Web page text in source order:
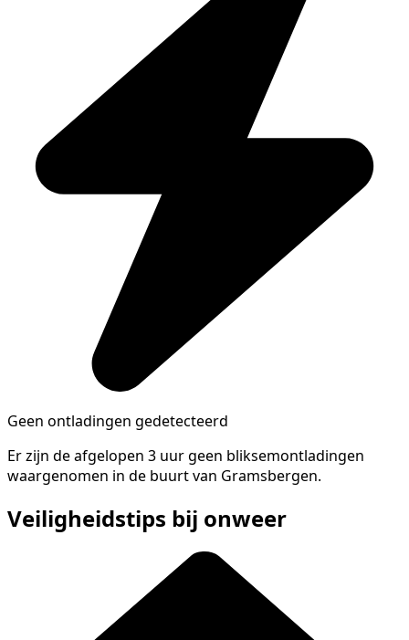
Geen ontladingen gedetecteerd
Er zijn de afgelopen 3 uur geen bliksemontladingen
waargenomen in de buurt van Gramsbergen.
Veiligheidstips bij onweer